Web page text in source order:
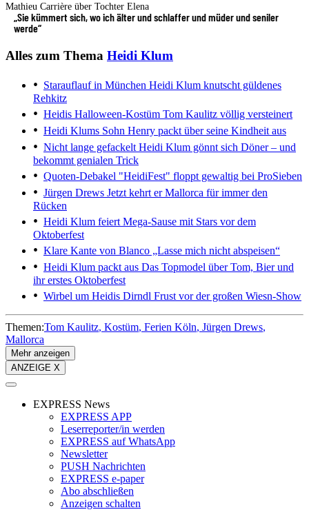
Mathieu Carrière über Tochter Elena
„Sie kümmert sich, wo ich älter und schlaffer und müder und seniler
werde“
Alles zum Thema Heidi Klum
Starauflauf in München Heidi Klum knutscht güldenes
Rehkitz
Heidis Halloween-Kostüm Tom Kaulitz völlig versteinert
Heidi Klums Sohn Henry packt über seine Kindheit aus
Nicht lange gefackelt Heidi Klum gönnt sich Döner – und
bekommt genialen Trick
Quoten-Debakel "HeidiFest" floppt gewaltig bei ProSieben
Jürgen Drews Jetzt kehrt er Mallorca für immer den
Rücken
Heidi Klum feiert Mega-Sause mit Stars vor dem
Oktoberfest
Klare Kante von Blanco „Lasse mich nicht abspeisen“
Heidi Klum packt aus Das Topmodel über Tom, Bier und
ihr erstes Oktoberfest
Wirbel um Heidis Dirndl Frust vor der großen Wiesn-Show
Themen:Tom Kaulitz Kostüm Ferien Köln Jürgen Drews
Mallorca
Mehr anzeigen
ANZEIGE X
EXPRESS News
EXPRESS APP
Leserreporter/in werden
EXPRESS auf WhatsApp
Newsletter
PUSH Nachrichten
EXPRESS e-paper
Abo abschließen
Anzeigen schalten